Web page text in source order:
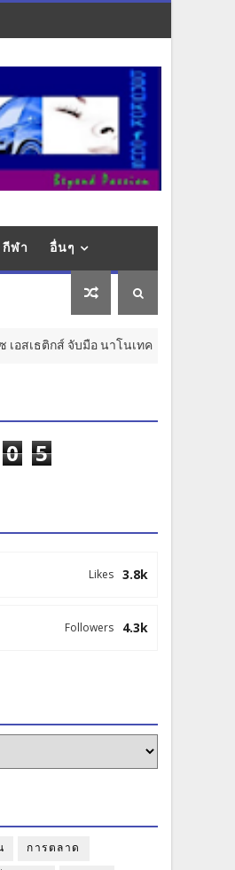
กีฬา อื่นๆ
ส์ จับมือ นาโนเทค สวทช. วางรากฐาน
0 5
3.8k
Likes
4.3k
Followers
การตลาด